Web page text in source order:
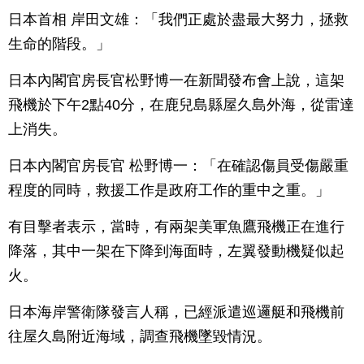
日本首相 岸田文雄：「我們正處於盡最大努力，拯救
生命的階段。」
日本內閣官房長官松野博一在新聞發布會上說，這架
飛機於下午2點40分，在鹿兒島縣屋久島外海，從雷達
上消失。
日本內閣官房長官 松野博一：「在確認傷員受傷嚴重
程度的同時，救援工作是政府工作的重中之重。」
有目擊者表示，當時，有兩架美軍魚鷹飛機正在進行
降落，其中一架在下降到海面時，左翼發動機疑似起
火。
日本海岸警衛隊發言人稱，已經派遣巡邏艇和飛機前
往屋久島附近海域，調查飛機墜毀情況。